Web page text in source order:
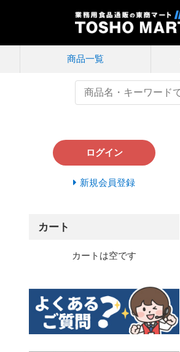
商品一覧
ログイン
新規会員登録
カート
カートは空です